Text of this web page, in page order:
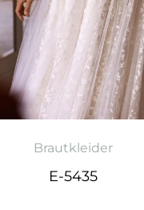
Brautkleider
E-5435